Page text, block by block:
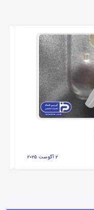
2 آگوست 2025